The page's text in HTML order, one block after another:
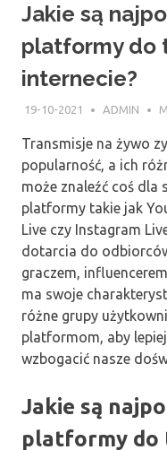
Jakie są
platformy do
internecie?
19-10-2021 ADMIN
Transmisje na żywo
popularność, a ich
może znaleźć coś dla
platformy takie jak
Live czy Instagram
dotarcia do
graczem,
ma swoje
różne grupy
platformom, aby
wzbogacić nasze
Jakie są
platformy do